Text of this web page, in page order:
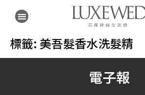
標籤: 美吾髮香水洗髮精
電子報